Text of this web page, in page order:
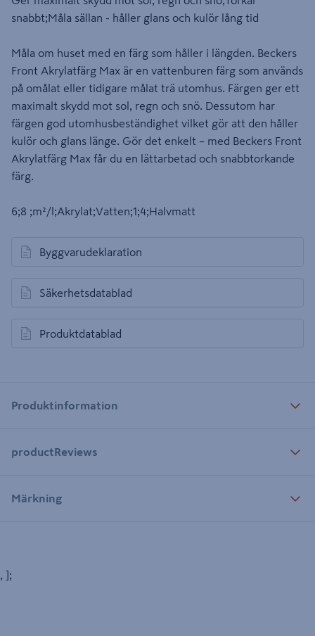
snabbt;Måla sällan - håller glans och kulör lång tid
Måla om huset med en färg som håller i längden. Beckers
Front Akrylatfärg Max är en vattenburen färg som används
på omålat eller tidigare målat trä utomhus. Färgen ger ett
maximalt skydd mot sol, regn och snö. Dessutom har
färgen god utomhusbeständighet vilket gör att den håller
kulör och glans länge. Gör det enkelt – med Beckers Front
Akrylatfärg Max får du en lättarbetad och snabbtorkande
färg.
6;8 ;m²/l;Akrylat;Vatten;1;4;Halvmatt
Byggvarudeklaration
öppnas i en ny flik
Säkerhetsdatablad
öppnas i en ny flik
Produktdatablad
öppnas i en ny flik
Produktinformation
productReviews
Märkning
, ];